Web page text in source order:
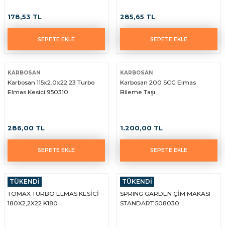
178,53 TL
SEPETE EKLE
285,65 TL
SEPETE EKLE
KARBOSAN
Karbosan 115x2.0x22.23 Turbo
Elmas Kesici 950310
286,00 TL
SEPETE EKLE
KARBOSAN
Karbosan 200 SCG Elmas
Bileme Taşı
1.200,00 TL
SEPETE EKLE
TÜKENDİ
TOMAX
TOMAX TURBO ELMAS KESİCİ
180X2,2X22 K180
TÜKENDİ
SPRING GARDEN ÇİM MAKASI
STANDART 508030